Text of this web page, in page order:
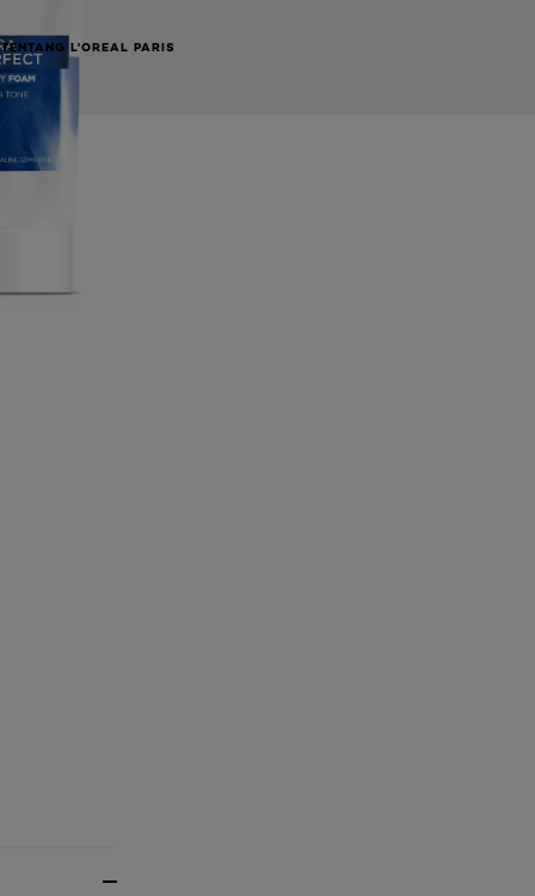
TENTANG L'OREAL PARIS